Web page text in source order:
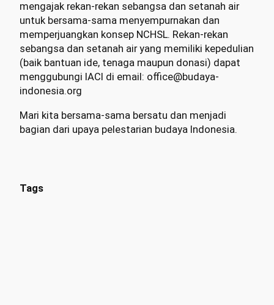
mengajak rekan-rekan sebangsa dan setanah air
untuk bersama-sama menyempurnakan dan
memperjuangkan konsep NCHSL. Rekan-rekan
sebangsa dan setanah air yang memiliki kepedulian
(baik bantuan ide, tenaga maupun donasi) dapat
menggubungi IACI di email: office@budaya-
indonesia.org
Mari kita bersama-sama bersatu dan menjadi
bagian dari upaya pelestarian budaya Indonesia.
Tags